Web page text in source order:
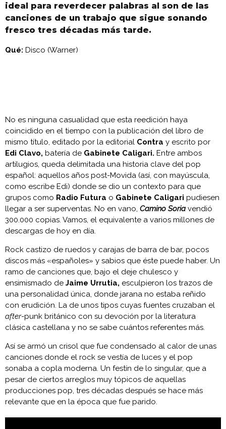
ideal para reverdecer palabras al son de las
canciones de un trabajo que sigue sonando
fresco tres décadas más tarde.
Qué: Disco (Warner)
No es ninguna casualidad que esta reedición haya
coincidido en el tiempo con la publicación del libro de
mismo título, editado por la editorial Contra y escrito por
Edi Clavo, batería de Gabinete Caligari. Entre ambos
artilugios, queda delimitada una historia clave del pop
español: aquellos años post-Movida (así, con mayúscula,
como escribe Edi) donde se dio un contexto para que
grupos como Radio Futura o Gabinete Caligari pudiesen
llegar a ser superventas. No en vano, Camino Soriavendió
300.000 copias. Vamos, el equivalente a varios millones de
descargas de hoy en día.
Rock castizo de ruedos y carajas de barra de bar, pocos
discos más «españoles» y sabios que éste puede haber. Un
ramo de canciones que, bajo el deje chulesco y
ensimismado de Jaime Urrutia, esculpieron los trazos de
una personalidad única, donde jarana no estaba reñido
con erudición. La de unos tipos cuyas fuentes cruzaban el
after-punk británico con su devoción por la literatura
clásica castellana y no se sabe cuántos referentes más.
Así se armó un crisol que fue condensado al calor de unas
canciones donde el rock se vestía de luces y el pop
sonaba a copla moderna. Un festín de lo singular, que a
pesar de ciertos arreglos muy tópicos de aquellas
producciones pop, tres décadas después se hace más
relevante que en la época que fue parido.